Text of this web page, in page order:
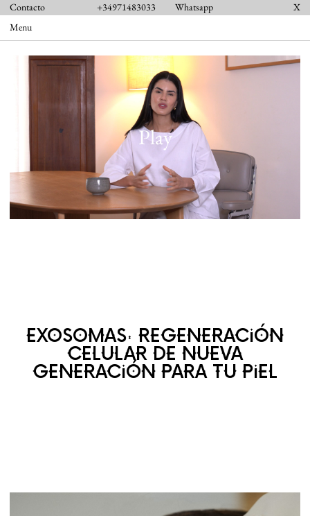
Contacto +34971483033 Whatsapp
X
Menu
EXOSOMAS: REGENERACIÓN
CELULAR DE NUEVA
GENERACIÓN PARA TU PIEL